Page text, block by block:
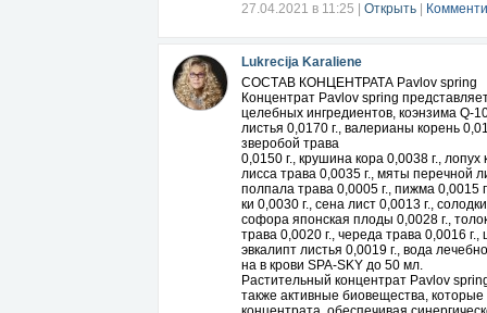
27.04.2021 в 11:25
Открыть
Lukrecija Karaliene
СОСТАВ КОНЦЕНТРАТА Pavlov spring
Концентрат Pavlov spring
целебных ингредиентов, коэнзима Q-
листья 0,0170 г., валерианы корень
зверобой трава
0,0150 г., крушина кора 0,0038 г.,
лисса трава 0,0035 г., мяты перечной
полпала трава 0,0005 г., пижма 0,0015
ки 0,0030 г., сена лист 0,0013 г.,
софора японская плоды 0,0028 г.,
трава 0,0020 г., череда трава 0,0016
эвкалипт листья 0,0019 г., вода
на в крови SPA-SKY до 50 мл.
Растительный концентрат Pavlov
также активные биовещества,